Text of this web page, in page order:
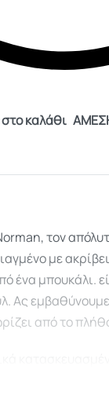
καλάθι
τον
με
ένα μπουκάλι.
Ας
από το
χημικές